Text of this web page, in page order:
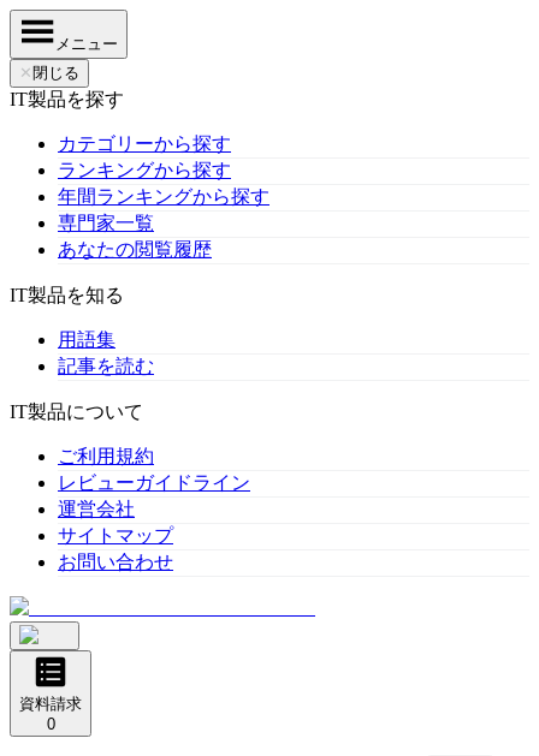
メニュー
✕ 閉じる
IT製品を探す
カテゴリーから探す
ランキングから探す
年間ランキングから探す
専門家一覧
あなたの閲覧履歴
IT製品を知る
用語集
記事を読む
IT製品について
ご利用規約
レビューガイドライン
運営会社
サイトマップ
お問い合わせ
資料請求
0